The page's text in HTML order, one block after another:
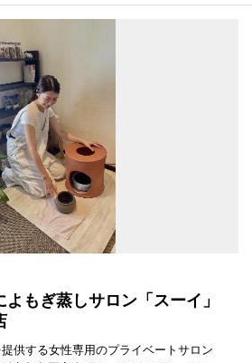
よもぎ蒸しサロン「スーイ」
供する女性専用のプライベートサロン